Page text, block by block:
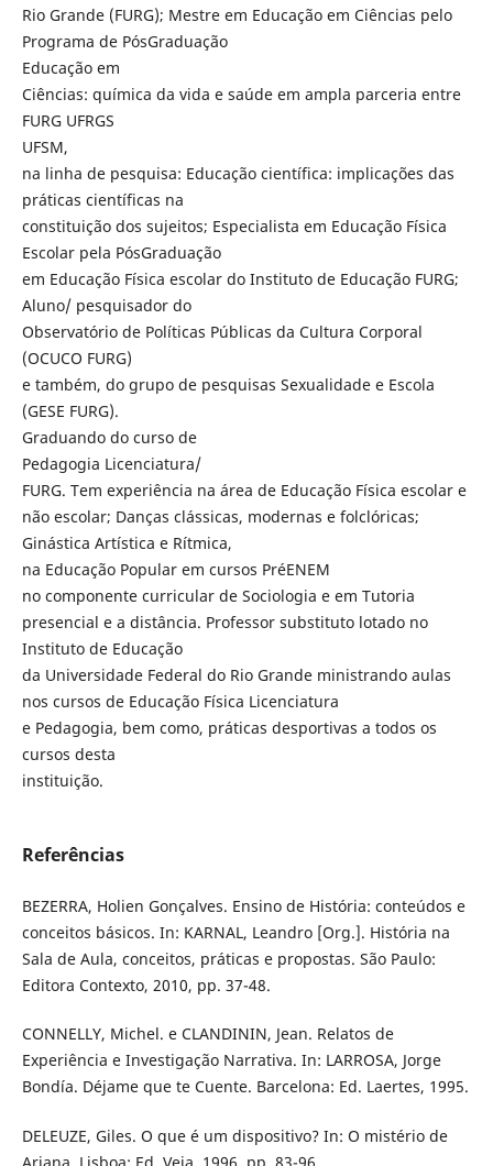
Rio Grande (FURG); Mestre em Educação em Ciências pelo
Programa de PósGraduação
Educação em
Ciências: química da vida e saúde em ampla parceria entre
FURG UFRGS
UFSM,
na linha de pesquisa: Educação científica: implicações das
práticas científicas na
constituição dos sujeitos; Especialista em Educação Física
Escolar pela PósGraduação
em Educação Física escolar do Instituto de Educação FURG;
Aluno/ pesquisador do
Observatório de Políticas Públicas da Cultura Corporal
(OCUCO FURG)
e também, do grupo de pesquisas Sexualidade e Escola
(GESE FURG).
Graduando do curso de
Pedagogia Licenciatura/
FURG. Tem experiência na área de Educação Física escolar e
não escolar; Danças clássicas, modernas e folclóricas;
Ginástica Artística e Rítmica,
na Educação Popular em cursos PréENEM
no componente curricular de Sociologia e em Tutoria
presencial e a distância. Professor substituto lotado no
Instituto de Educação
da Universidade Federal do Rio Grande ministrando aulas
nos cursos de Educação Física Licenciatura
e Pedagogia, bem como, práticas desportivas a todos os
cursos desta
instituição.
Referências
BEZERRA, Holien Gonçalves. Ensino de História: conteúdos e
conceitos básicos. In: KARNAL, Leandro [Org.]. História na
Sala de Aula, conceitos, práticas e propostas. São Paulo:
Editora Contexto, 2010, pp. 37-48.
CONNELLY, Michel. e CLANDININ, Jean. Relatos de
Experiência e Investigação Narrativa. In: LARROSA, Jorge
Bondía. Déjame que te Cuente. Barcelona: Ed. Laertes, 1995.
DELEUZE, Giles. O que é um dispositivo? In: O mistério de
Ariana. Lisboa: Ed. Veja, 1996. pp. 83-96.